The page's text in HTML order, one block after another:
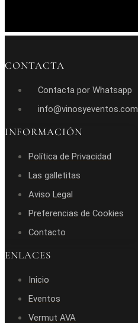
CONTACTA
Contacta por Whatsapp
info@vinosyeventos.com
INFORMACIÓN
Política de Privacidad
Las galletitas
Aviso Legal
Preferencias de Cookies
Contacto
ENLACES
Inicio
Eventos
Vermut AVA